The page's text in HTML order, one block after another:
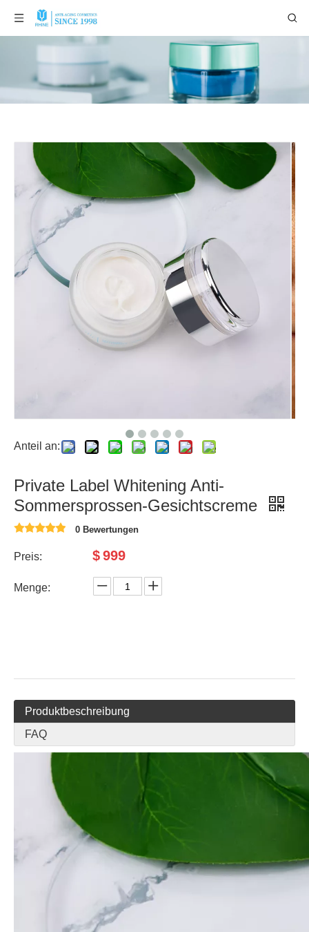
Anteil an:
Private Label Whitening Anti-
Sommersprossen-Gesichtscreme
0 Bewertungen
Preis: $999
Menge:
Produktbeschreibung
FAQ